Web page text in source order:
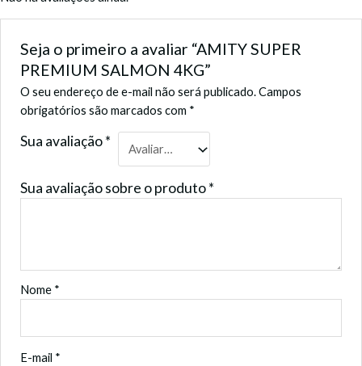
Seja o primeiro a avaliar “AMITY SUPER
PREMIUM SALMON 4KG”
O seu endereço de e-mail não será publicado.Campos
obrigatórios são marcados com *
Sua avaliação*
Sua avaliação sobre o produto*
Nome *
E-mail *